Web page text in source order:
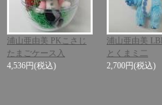
浦山亜由美 PKこさじ
たまごケース入
4,536円(税込)
浦山亜由美
とくまミ二
2,700円(税込)